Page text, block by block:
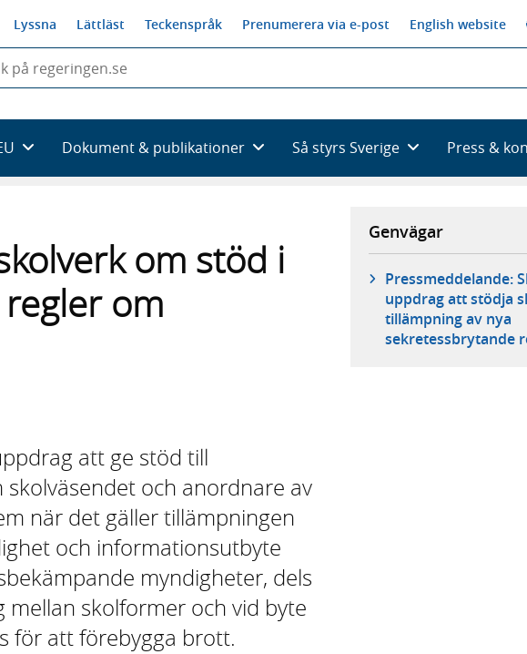
Lyssna Lättläst Teckenspråk Prenumerera via e-post English website
Dokument & publikationer Så styrs Sverige Press &
om stöd i
om
att ge stöd till
och anordnare av
när det gäller tillämpningen
och informationsutbyte
myndigheter, dels
skolformer och vid byte
för att förebygga brott.
Genvägar
Pressmeddelande:
uppdrag att stödja
tillämpning av nya
sekretessbrytande